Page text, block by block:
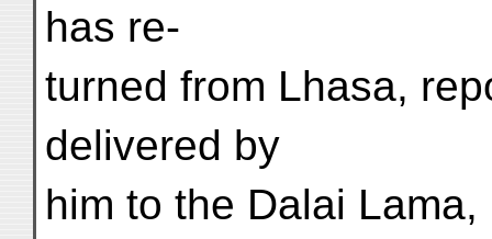
has re-
turned from Lhasa,
delivered by
him to the Dalai